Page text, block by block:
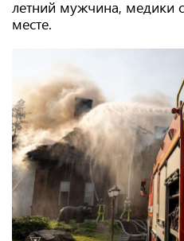
летний мужчина, медики
месте.